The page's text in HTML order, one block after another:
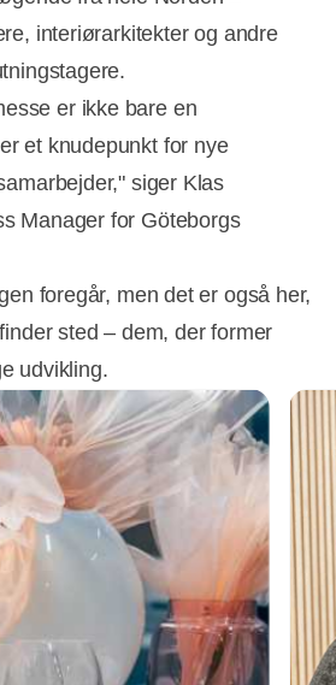
interiørarkitekter og andre
er ikke bare en
et knudepunkt for nye
siger Klas
Manager for Göteborgs
foregår, men det er også her,
sted – dem, der former
udvikling.